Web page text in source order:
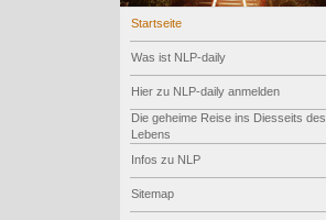
Startseite
Was ist NLP-daily
Hier zu NLP-daily anmelden
Die geheime Reise ins Diesseits des
Lebens
Infos zu NLP
Sitemap